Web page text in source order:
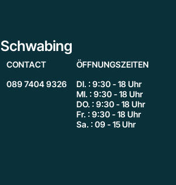
Schwabing
CONTACT
ÖFFNUNGSZEITEN
089 7404 9326
DI. : 9:30 - 18 Uhr
MI. : 9:30 - 18 Uhr
DO. : 9:30 - 18 Uhr
Fr. : 9:30 - 18 Uhr
Sa. : 09 - 15 Uhr